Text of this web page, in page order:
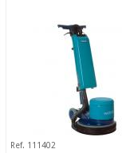
Ref. 111402